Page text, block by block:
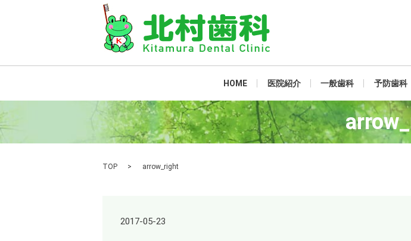
HOME 医院紹介 一般歯科 予防歯科
TOP arrow_right
2017-05-23